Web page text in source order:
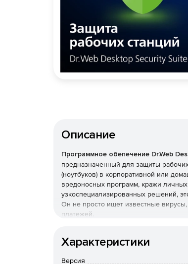
Описание
Программное обепечение Dr.Web
предназначенный для защиты
(ноутбуков) в корпоративной или
вредоносных программ, кражи
узкоспециализированных решений,
Он не просто ищет известные
платежей.
Преимущества
Наличие
Характеристики
Версия